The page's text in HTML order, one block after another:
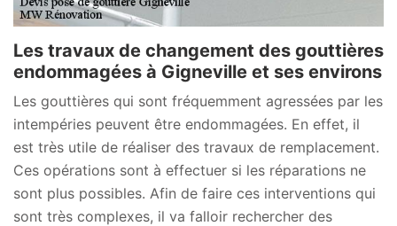
Les travaux de changement des gouttières
endommagées à Gigneville et ses environs
Les gouttières qui sont fréquemment agressées par les
intempéries peuvent être endommagées. En effet, il
est très utile de réaliser des travaux de remplacement.
Ces opérations sont à effectuer si les réparations ne
sont plus possibles. Afin de faire ces interventions qui
sont très complexes, il va falloir rechercher des